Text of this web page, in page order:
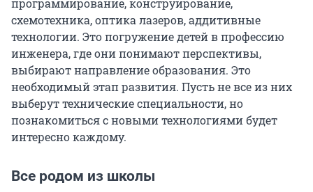
программирование, конструирование,
схемотехника, оптика лазеров, аддитивные
технологии. Это погружение детей в профессию
инженера, где они понимают перспективы,
выбирают направление образования. Это
необходимый этап развития. Пусть не все из них
выберут технические специальности, но
познакомиться с новыми технологиями будет
интересно каждому.
Все родом из школы